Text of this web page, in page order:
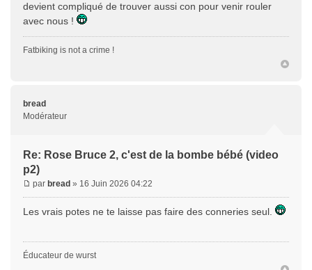
devient compliqué de trouver aussi con pour venir rouler
avec nous !
Fatbiking is not a crime !
bread
Modérateur
Re: Rose Bruce 2, c'est de la bombe bébé (video
p2)
par bread » 16 Juin 2026 04:22
Les vrais potes ne te laisse pas faire des conneries seul.
Éducateur de wurst